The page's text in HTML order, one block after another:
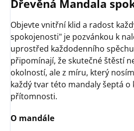
Dřevěná Mandala
Objevte vnitřní klid a radost
spokojenosti" je pozvánkou k
uprostřed každodenního
připomínají, že skutečné štěstí
okolností, ale z míru, který
každý tvar této mandaly šeptá o
přítomnosti.
O mandále